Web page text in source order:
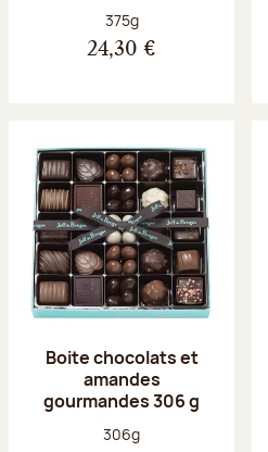
Poids net :
375g
24,30 €
Boite chocolats et
amandes
gourmandes 306 g
Poids net :
306g